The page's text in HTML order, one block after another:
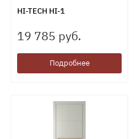
HI-TECH HI-1
19 785 руб.
Подробнее